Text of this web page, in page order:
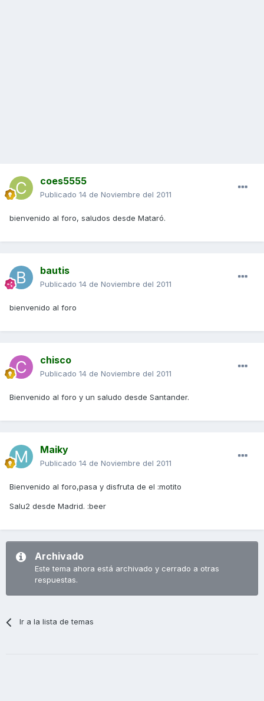
coes5555
Publicado 14 de Noviembre del 2011
bienvenido al foro, saludos desde Mataró.
bautis
Publicado 14 de Noviembre del 2011
bienvenido al foro
chisco
Publicado 14 de Noviembre del 2011
Bienvenido al foro y un saludo desde Santander.
Maiky
Publicado 14 de Noviembre del 2011
Bienvenido al foro,pasa y disfruta de el :motito
Salu2 desde Madrid. :beer
Archivado
Este tema ahora está archivado y cerrado a otras
respuestas.
Ir a la lista de temas